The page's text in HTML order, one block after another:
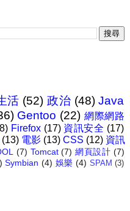
活 (52) 政治 (48) Java
Gentoo (22) 網際網路
Firefox (17) 資訊安全 (17)
(13) 電影 (13) CSS (12) 資訊
(7) Tomcat (7) 網頁設計 (7)
Symbian (4) 娛樂 (4) SPAM (3)